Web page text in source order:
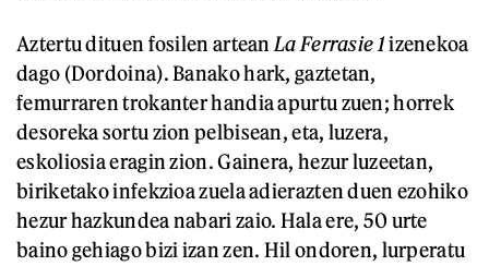
Aztertu dituen fosilen artean La Ferrasie 1izenekoa
dago (Dordoina). Banako hark, gaztetan,
femurraren trokanter handia apurtu zuen; horrek
desoreka sortu zion pelbisean, eta, luzera,
eskoliosia eragin zion. Gainera, hezur luzeetan,
biriketako infekzioa zuela adierazten duen ezohiko
hezur hazkundea nabari zaio. Hala ere, 50 urte
baino gehiago bizi izan zen. Hil ondoren, lurperatu